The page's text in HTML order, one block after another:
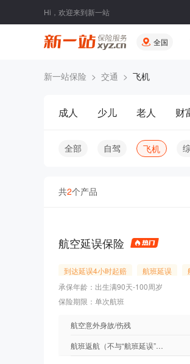
Hi，欢迎来到新一站
全国
新一站保险 > 交通 > 飞机
成人 少儿 老人 财
全部 自驾 飞机
共2个产品
航空延误保险
到达延误4小时起赔 航班延误
承保年龄：出生满90天-100周岁
保险期限：单次航班
航空意外身故/伤残
航班返航（不与“航班延误”、“航班备降”责任叠加赔付）